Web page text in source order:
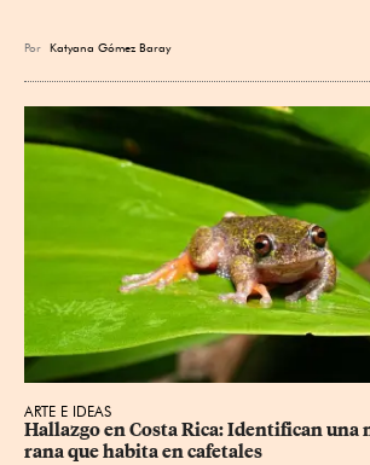
Por Katyana Gómez Baray
ARTE E IDEAS
Hallazgo en Costa Rica: Identifican una
rana que habita en cafetales